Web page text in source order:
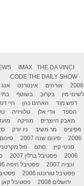
IMAX
THE DA VINCI
CODE THE DAILY SHOW
2008
אורחים אינטרנט אנג
לשינוי מין
בקרוב בשוטף בתי
דפש מוד
האחים כהן היי
הספד
וודי אלן טלוויזיה
מאבק היוצרים
מוזיקה
מפיצים
מר משיב ניו יורק
2006
סיכום שנה 2007 סיכום
סרטי קיץ
סתם פול מקרטני
2006
פסטיבל ברלין 2007
ונציה 2007
פסטיבל חיפה 2006
פסטיבל טורונטו 2006
פסטיבל
ירושלים 2008
פסטיבל קאן 2006